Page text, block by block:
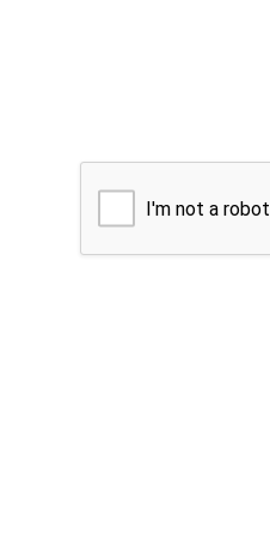
I'm not a robot